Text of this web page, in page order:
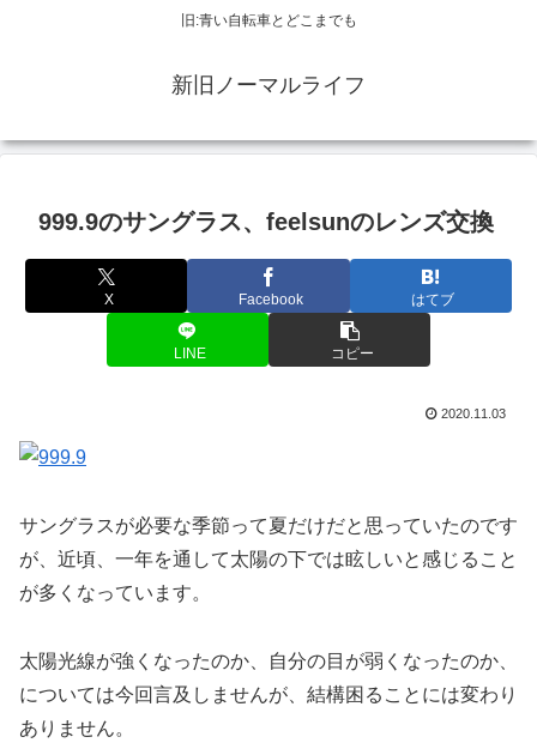
旧:青い自転車とどこまでも
新旧ノーマルライフ
999.9のサングラス、feelsunのレンズ交換
X Facebook はてブ
LINE コピー
2020.11.03
サングラスが必要な季節って夏だけだと思っていたのです
が、近頃、一年を通して太陽の下では眩しいと感じること
が多くなっています。
太陽光線が強くなったのか、自分の目が弱くなったのか、
については今回言及しませんが、結構困ることには変わり
ありません。